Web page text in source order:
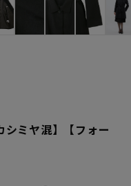
シミヤ混】【フォー